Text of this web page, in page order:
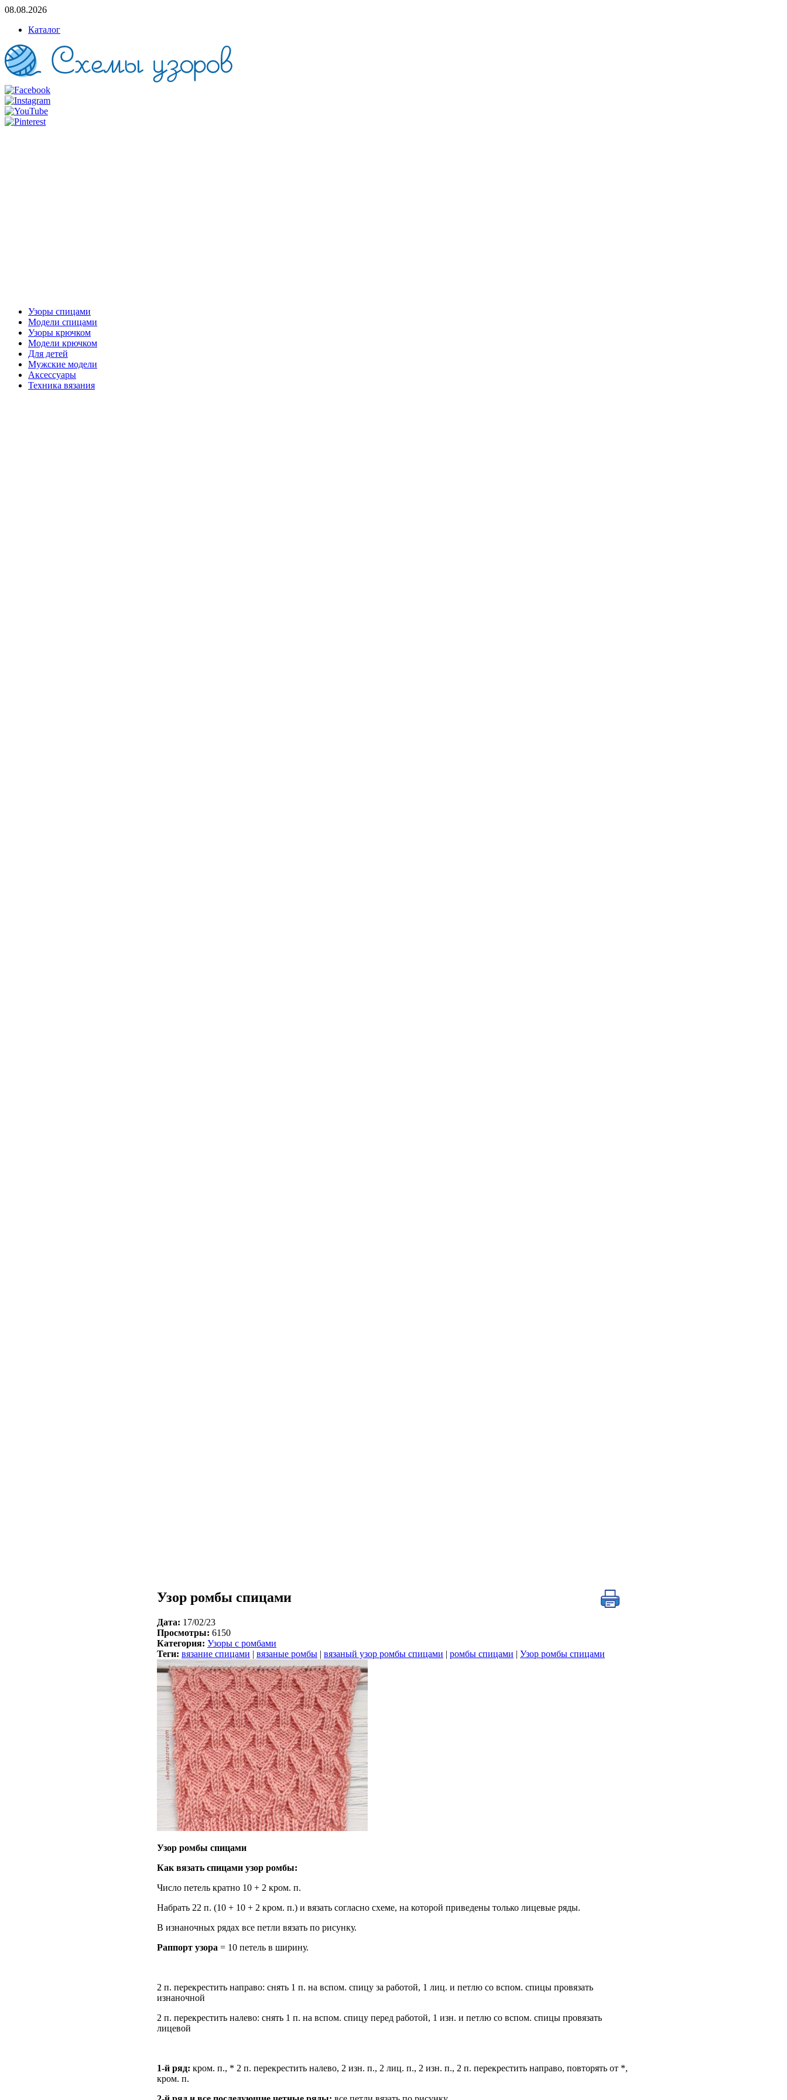
08.08.2026
Каталог
Узоры спицами
Модели спицами
Узоры крючком
Модели крючком
Для детей
Мужские модели
Аксессуары
Техника вязания
Узор ромбы спицами
Дата: 17/02/23
Просмотры: 6150
Категория: Узоры с ромбами
Теги: вязание спицами | вязаные ромбы | вязаный узор ромбы спицами | ромбы спицами | Узор ромбы спицами
Узор ромбы спицами
Как вязать спицами узор ромбы:
Число петель кратно 10 + 2 кром. п.
Набрать 22 п. (10 + 10 + 2 кром. п.) и вязать согласно схеме, на которой приведены только лицевые ряды.
В изнаночных рядах все петли вязать по рисунку.
Раппорт узора = 10 петель в ширину.
2 п. перекрестить направо: снять 1 п. на вспом. спицу за работой, 1 лиц. и петлю со вспом. спицы провязать
изнаночной
2 п. перекрестить налево: снять 1 п. на вспом. спицу перед работой, 1 изн. и петлю со вспом. спицы провязать
лицевой
1-й ряд: кром. п., * 2 п. перекрестить налево, 2 изн. п., 2 лиц. п., 2 изн. п., 2 п. перекрестить направо, повторять от *,
кром. п.